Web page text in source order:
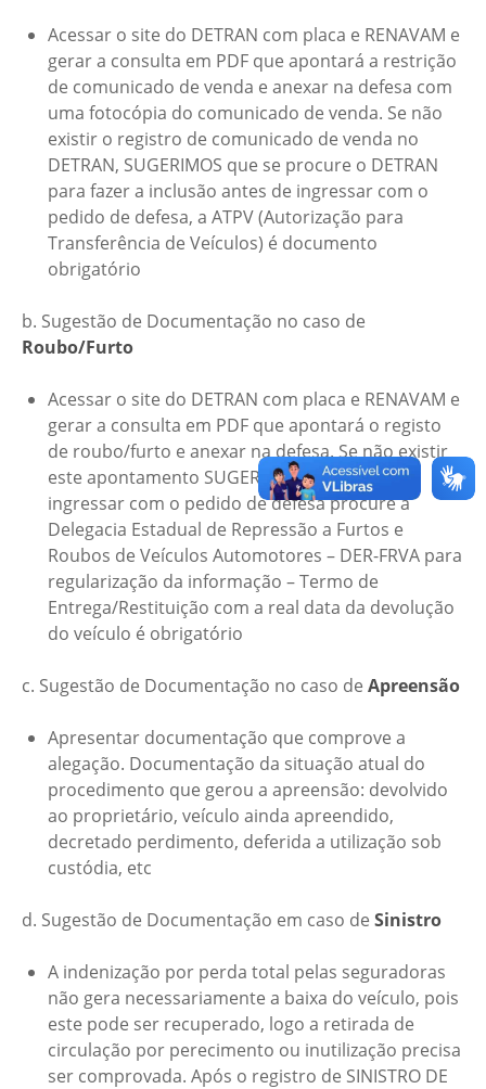
Acessar o site do DETRAN com placa e RENAVAM e
gerar a consulta em PDF que apontará a restrição
de comunicado de venda e anexar na defesa com
uma fotocópia do comunicado de venda. Se não
existir o registro de comunicado de venda no
DETRAN, SUGERIMOS que se procure o DETRAN
para fazer a inclusão antes de ingressar com o
pedido de defesa, a ATPV (Autorização para
Transferência de Veículos) é documento
obrigatório
b. Sugestão de Documentação no caso de
Roubo/Furto
Acessar o site do DETRAN com placa e RENAVAM e
gerar a consulta em PDF que apontará o registo
de roubo/furto e anexar na defesa. Se não existir
este apontamento SUGERIMOS que antes
ingressar com o pedido de defesa procure a
Delegacia Estadual de Repressão a Furtos e
Roubos de Veículos Automotores – DER-FRVA para
regularização da informação – Termo de
Entrega/Restituição com a real data da devolução
do veículo é obrigatório
c. Sugestão de Documentação no caso de Apreensão
Apresentar documentação que comprove a
alegação. Documentação da situação atual do
procedimento que gerou a apreensão: devolvido
ao proprietário, veículo ainda apreendido,
decretado perdimento, deferida a utilização sob
custódia, etc
d. Sugestão de Documentação em caso de Sinistro
A indenização por perda total pelas seguradoras
não gera necessariamente a baixa do veículo, pois
este pode ser recuperado, logo a retirada de
circulação por perecimento ou inutilização precisa
ser comprovada. Após o registro de SINISTRO DE